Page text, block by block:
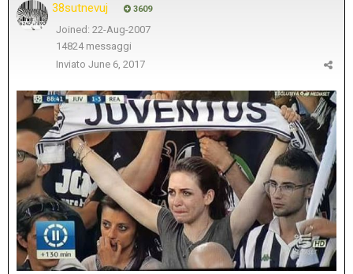
38sutnevuj 3609
Joined: 22-Aug-2007
14824 messaggi
Inviato June 6, 2017